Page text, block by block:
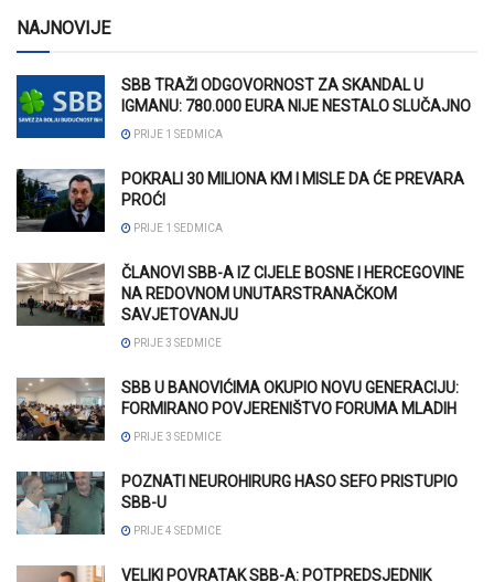
NAJNOVIJE
SBB TRAŽI ODGOVORNOST ZA SKANDAL U
IGMANU: 780.000 EURA NIJE NESTALO SLUČAJNO
PRIJE 1 SEDMICA
POKRALI 30 MILIONA KM I MISLE DA ĆE PREVARA
PROĆI
PRIJE 1 SEDMICA
ČLANOVI SBB-A IZ CIJELE BOSNE I HERCEGOVINE
NA REDOVNOM UNUTARSTRANAČKOM
SAVJETOVANJU
PRIJE 3 SEDMICE
SBB U BANOVIĆIMA OKUPIO NOVU GENERACIJU:
FORMIRANO POVJERENIŠTVO FORUMA MLADIH
PRIJE 3 SEDMICE
POZNATI NEUROHIRURG HASO SEFO PRISTUPIO
SBB-U
PRIJE 4 SEDMICE
VELIKI POVRATAK SBB-A: POTPREDSJEDNIK